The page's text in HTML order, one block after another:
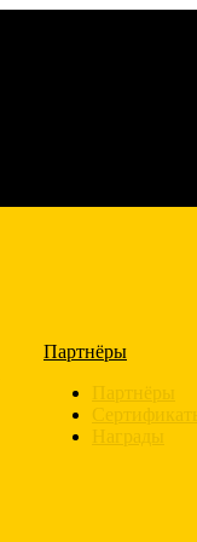
Партнёры
Партнёры
Сертификаты
Награды